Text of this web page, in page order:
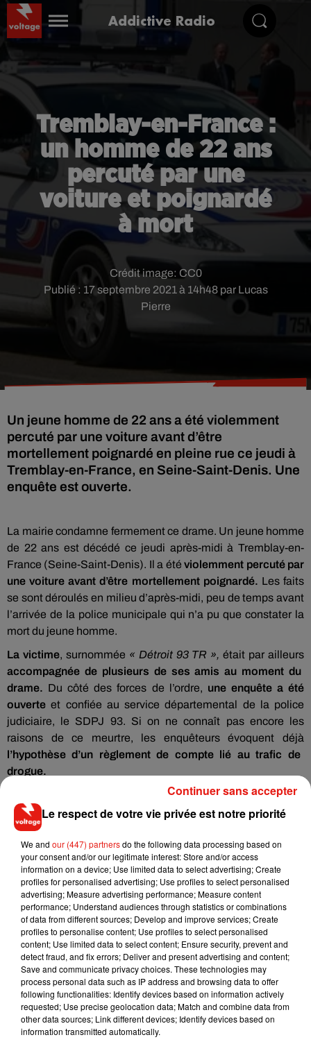
Addictive Radio
Tremblay-en-France :
un homme de 22 ans
percuté par une
voiture et poignardé
à mort
Publié : 17 septembre 2021 à 14h48 par Lucas
Pierre
Crédit image: CC0
Un jeune homme de 22 ans a été violemment
percuté par une voiture avant d’être
mortellement poignardé en pleine rue ce jeudi à
Tremblay-en-France, en Seine-Saint-Denis. Une
enquête est ouverte.
La mairie condamne fermement ce drame. Un jeune homme
de 22 ans est décédé ce jeudi après-midi à Tremblay-en-
France (Seine-Saint-Denis). Il a étéviolemment percuté par
une voiture avant d’être mortellement poignardé. Les faits
se sont déroulés en milieu d’après-midi, peu de temps avant
l’arrivée de la police municipale qui n’a pu que constater la
mort du jeune homme.
La victime, surnommée « Détroit 93 TR », était par ailleurs
accompagnée de plusieurs de ses amis au moment du
drame. Du côté des forces de l’ordre, une enquête a été
ouverteet confiée au service départemental de la police
judiciaire, le SDPJ 93. Si on ne connaît pas encore les
raisons de ce meurtre, les enquêteurs évoquent déjà
l’hypothèse d’un règlement de compte lié au trafic de
drogue.
Musique
7 août 2026
RÜFÜS DU SOL annonce un nouvel
album après sa tournée mondiale
7 août 2026
Angèle et Amélie Lens dévoilent leur
collaboration tant attendue
Le respect de votre vie privée est notre priorité
We and our (447) partnersdo the following data processing based on
your consent and/or our legitimate interest: Store and/or access
information on a device; Use limited data to select advertising; Create
profiles for personalised advertising; Use profiles to select personalised
advertising; Measure advertising performance; Measure content
performance; Understand audiences through statistics or combinations
of data from different sources; Develop and improve services; Create
profiles to personalise content; Use profiles to select personalised
content; Use limited data to select content; Ensure security, prevent and
detect fraud, and fix errors; Deliver and present advertising and content;
Save and communicate privacy choices. These technologies may
process personal data such as IP address and browsing data to offer
following functionalities: Identify devices based on information actively
requested; Use precise geolocation data; Match and combine data from
other data sources; Link different devices; Identify devices based on
information transmitted automatically.
Continuer sans accepter